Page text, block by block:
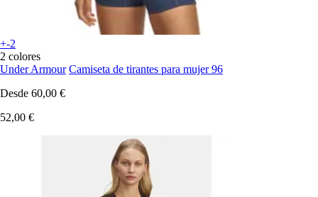
+-2
2 colores
Under Armour Camiseta de tirantes para mujer 96
Desde 60,00 €
52,00 €